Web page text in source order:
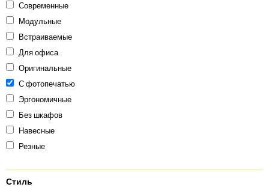
Современные
Модульные
Встраиваемые
Для офиса
Оригинальные
С фотопечатью
Эргономичные
Без шкафов
Навесные
Резные
Стиль